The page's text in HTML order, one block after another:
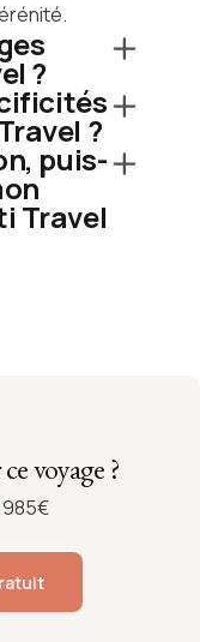
?
?
puis-
Travel
voyage ?